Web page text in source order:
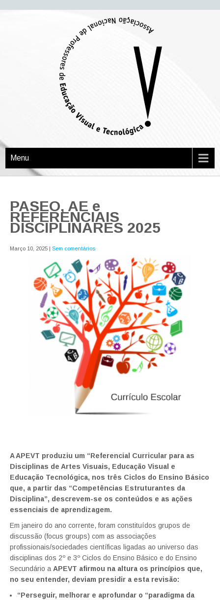
APEVT
Associação Nacional de Professores de Educação Visual e Tecnológica
Menu
PASEO, AE e
REFERENCIAIS
DISCIPLINARES 2025
Março 10, 2025 | Sem comentários
A APEVT produziu um “Referencial Curricular para as
Disciplinas de Artes Visuais, Educação Visual e
Educação Tecnológica, nos três Ciclos do Ensino Básico
que, a partir das “Competências Estruturantes da
Disciplina”, descrevem-se os conteúdos e as ações
essenciais de aprendizagem.
Em janeiro do ano corrente, foram constituídos grupos de
discussão (focus groups) com as associações
profissionais/sociedades científicas ligadas ao universo das
disciplinas dos 2º e 3º Ciclos do Ensino Básico e do Ensino
Secundário a APEVT afirmou na altura os princípios que,
no seu entender, deviam presidir a esta revisão:
“Perseguir, melhorar e aprofundar o “paradigma da